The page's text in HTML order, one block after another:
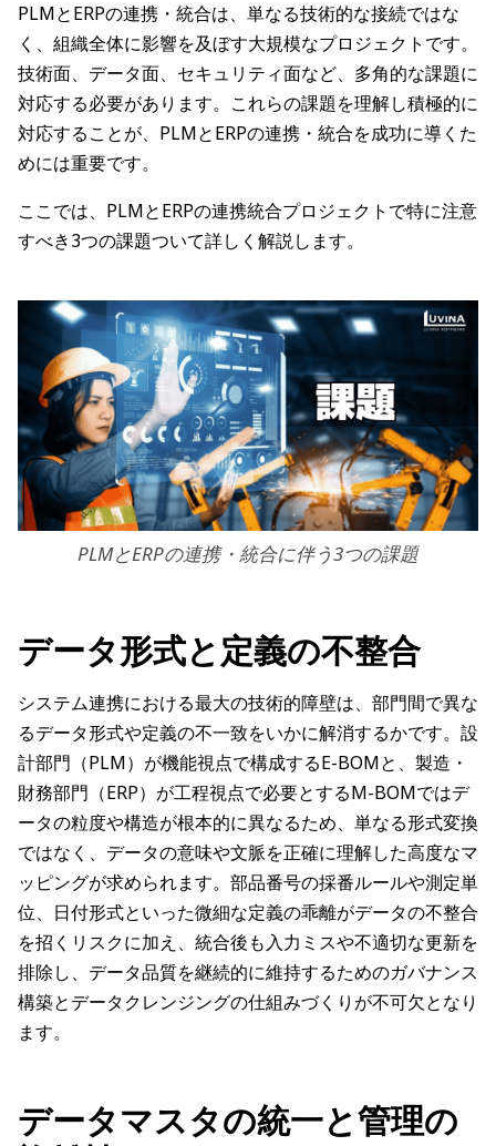
PLMとERPの連携・統合は、単なる技術的な接続ではな
く、組織全体に影響を及ぼす大規模なプロジェクトです。
技術面、データ面、セキュリティ面など、多角的な課題に
対応する必要があります。これらの課題を理解し積極的に
対応することが、PLMとERPの連携・統合を成功に導くた
めには重要です。
ここでは、PLMとERPの連携統合プロジェクトで特に注意
すべき3つの課題ついて詳しく解説します。
PLMとERPの連携・統合に伴う3つの課題
データ形式と定義の不整合
システム連携における最大の技術的障壁は、部門間で異な
るデータ形式や定義の不一致をいかに解消するかです。設
計部門（PLM）が機能視点で構成するE-BOMと、製造・
財務部門（ERP）が工程視点で必要とするM-BOMではデ
ータの粒度や構造が根本的に異なるため、単なる形式変換
ではなく、データの意味や文脈を正確に理解した高度なマ
ッピングが求められます。部品番号の採番ルールや測定単
位、日付形式といった微細な定義の乖離がデータの不整合
を招くリスクに加え、統合後も入力ミスや不適切な更新を
排除し、データ品質を継続的に維持するためのガバナンス
構築とデータクレンジングの仕組みづくりが不可欠となり
ます。
データマスタの統一と管理の